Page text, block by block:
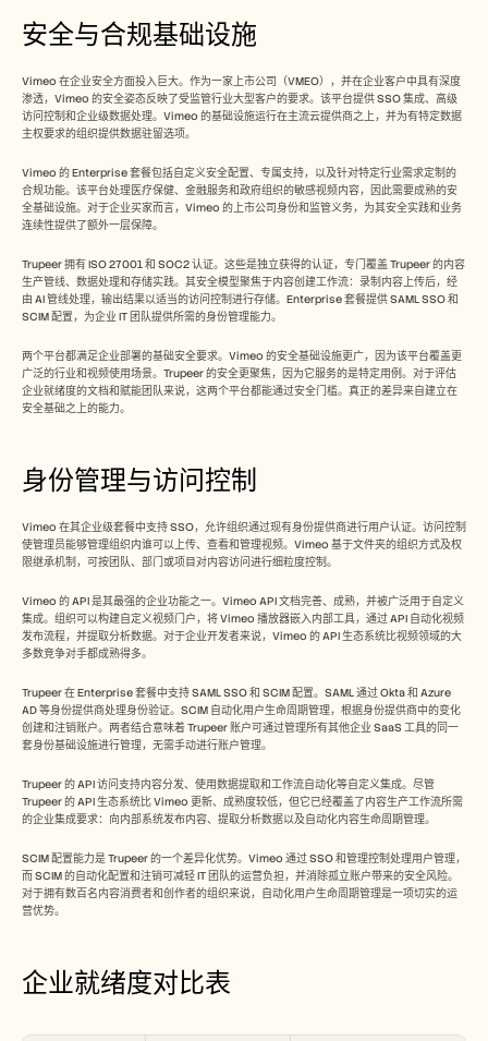
安全与合规基础设施
Vimeo 在企业安全方面投入巨大。作为一家上市公司（VMEO），并在企业客户中具有深度
渗透，Vimeo 的安全姿态反映了受监管行业大型客户的要求。该平台提供 SSO 集成、高级
访问控制和企业级数据处理。Vimeo 的基础设施运行在主流云提供商之上，并为有特定数据
主权要求的组织提供数据驻留选项。
Vimeo 的 Enterprise 套餐包括自定义安全配置、专属支持，以及针对特定行业需求定制的
合规功能。该平台处理医疗保健、金融服务和政府组织的敏感视频内容，因此需要成熟的安
全基础设施。对于企业买家而言，Vimeo 的上市公司身份和监管义务，为其安全实践和业务
连续性提供了额外一层保障。
Trupeer 拥有 ISO 27001 和 SOC2 认证。这些是独立获得的认证，专门覆盖 Trupeer 的内容
生产管线、数据处理和存储实践。其安全模型聚焦于内容创建工作流：录制内容上传后，经
由 AI 管线处理，输出结果以适当的访问控制进行存储。Enterprise 套餐提供 SAML SSO 和
SCIM 配置，为企业 IT 团队提供所需的身份管理能力。
两个平台都满足企业部署的基础安全要求。Vimeo 的安全基础设施更广，因为该平台覆盖更
广泛的行业和视频使用场景。Trupeer 的安全更聚焦，因为它服务的是特定用例。对于评估
企业就绪度的文档和赋能团队来说，这两个平台都能通过安全门槛。真正的差异来自建立在
安全基础之上的能力。
身份管理与访问控制
Vimeo 在其企业级套餐中支持 SSO，允许组织通过现有身份提供商进行用户认证。访问控制
使管理员能够管理组织内谁可以上传、查看和管理视频。Vimeo 基于文件夹的组织方式及权
限继承机制，可按团队、部门或项目对内容访问进行细粒度控制。
Vimeo 的 API 是其最强的企业功能之一。Vimeo API 文档完善、成熟，并被广泛用于自定义
集成。组织可以构建自定义视频门户，将 Vimeo 播放器嵌入内部工具，通过 API 自动化视频
发布流程，并提取分析数据。对于企业开发者来说，Vimeo 的 API 生态系统比视频领域的大
多数竞争对手都成熟得多。
Trupeer 在 Enterprise 套餐中支持 SAML SSO 和 SCIM 配置。SAML 通过 Okta 和 Azure
AD 等身份提供商处理身份验证。SCIM 自动化用户生命周期管理，根据身份提供商中的变化
创建和注销账户。两者结合意味着 Trupeer 账户可通过管理所有其他企业 SaaS 工具的同一
套身份基础设施进行管理，无需手动进行账户管理。
Trupeer 的 API 访问支持内容分发、使用数据提取和工作流自动化等自定义集成。尽管
Trupeer 的 API 生态系统比 Vimeo 更新、成熟度较低，但它已经覆盖了内容生产工作流所需
的企业集成要求：向内部系统发布内容、提取分析数据以及自动化内容生命周期管理。
SCIM 配置能力是 Trupeer 的一个差异化优势。Vimeo 通过 SSO 和管理控制处理用户管理，
而 SCIM 的自动化配置和注销可减轻 IT 团队的运营负担，并消除孤立账户带来的安全风险。
对于拥有数百名内容消费者和创作者的组织来说，自动化用户生命周期管理是一项切实的运
营优势。
企业就绪度对比表